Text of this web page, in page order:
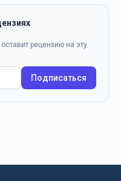
рецензию на эту
Подписаться